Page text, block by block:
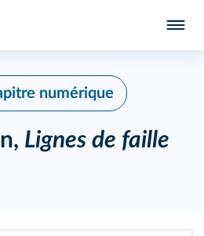
numérique
Lignes de faille